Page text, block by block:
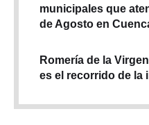
municipales que
de Agosto en
Romería de la
es el recorrido de la